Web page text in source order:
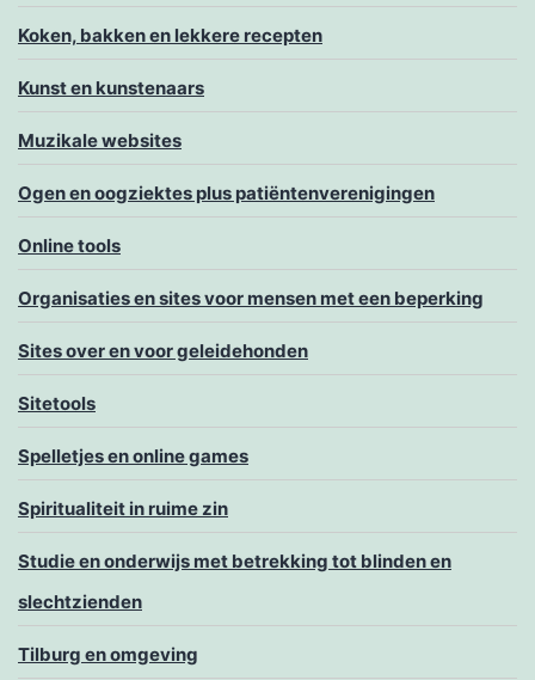
Koken, bakken en lekkere recepten
Kunst en kunstenaars
Muzikale websites
Ogen en oogziektes plus patiëntenverenigingen
Online tools
Organisaties en sites voor mensen met een beperking
Sites over en voor geleidehonden
Sitetools
Spelletjes en online games
Spiritualiteit in ruime zin
Studie en onderwijs met betrekking tot blinden en
slechtzienden
Tilburg en omgeving